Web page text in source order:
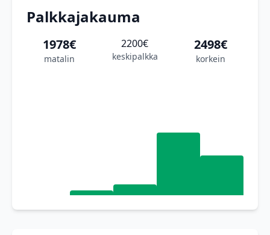
Palkkajakauma
1978€
matalin
2200€
keskipalkka
2498€
korkein